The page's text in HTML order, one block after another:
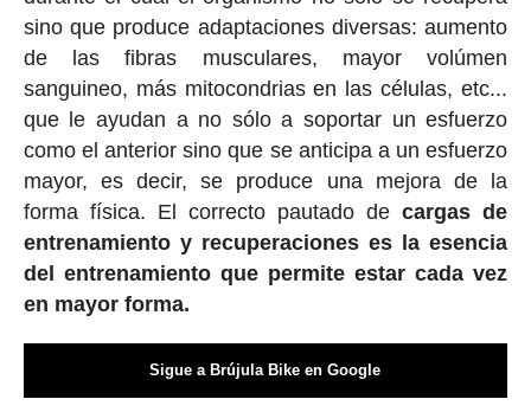
sino que produce adaptaciones diversas: aumento
de las fibras musculares, mayor volúmen
sanguineo, más mitocondrias en las células, etc...
que le ayudan a no sólo a soportar un esfuerzo
como el anterior sino que se anticipa a un esfuerzo
mayor, es decir, se produce una mejora de la
forma física. El correcto pautado decargas de
entrenamiento y recuperaciones es la esencia
del entrenamiento que permite estar cada vez
en mayor forma.
Sigue a Brújula Bike en Google